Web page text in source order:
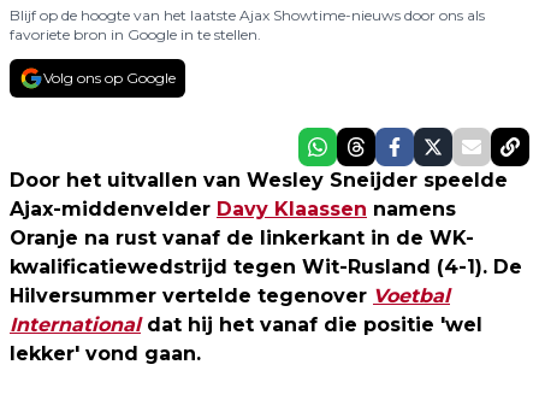
Blijf op de hoogte van het laatste Ajax Showtime-nieuws door ons als
favoriete bron in Google in te stellen.
Volg ons op Google
Door het uitvallen van Wesley Sneijder speelde
Ajax-middenvelder Davy Klaassen namens
Oranje na rust vanaf de linkerkant in de WK-
kwalificatiewedstrijd tegen Wit-Rusland (4-1). De
Hilversummer vertelde tegenover Voetbal
Internationaldat hij het vanaf die positie 'wel
lekker' vond gaan.